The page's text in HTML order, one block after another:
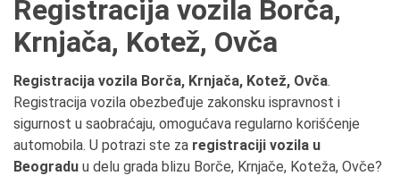
Registracija vozila Borča,
Krnjača, Kotež, Ovča
Registracija vozila Borča, Krnjača, Kotež, Ovča.
Registracija vozila obezbeđuje zakonsku ispravnost i
sigurnost u saobraćaju, omogućava regularno korišćenje
automobila. U potrazi ste za registraciji vozila u
Beogradu u delu grada blizu Borče, Krnjače, Koteža, Ovče?